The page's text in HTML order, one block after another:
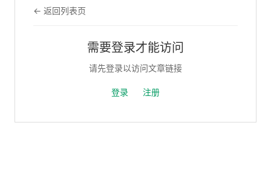
← 返回列表页
需要登录才能访问
请先登录以访问文章链接
登录 注册